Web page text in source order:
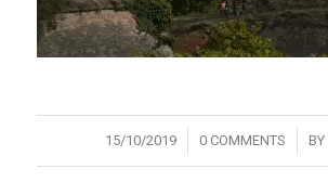
15/10/2019
/ 0 COMMENTS
/ BY